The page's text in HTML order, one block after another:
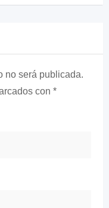
no será publicada.
con *